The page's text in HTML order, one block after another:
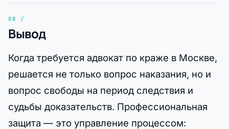
Вывод
Когда требуется адвокат по краже в Москве,
решается не только вопрос наказания, но и
вопрос свободы на период следствия и
судьбы доказательств. Профессиональная
защита — это управление процессом: